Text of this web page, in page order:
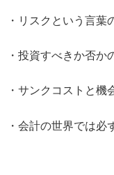
・リスクという言葉
・投資すべきか否か
・サンクコストと機
・会計の世界では必